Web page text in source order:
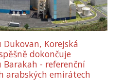
Korejská
dokončuje
- referenční
arabských emirátech